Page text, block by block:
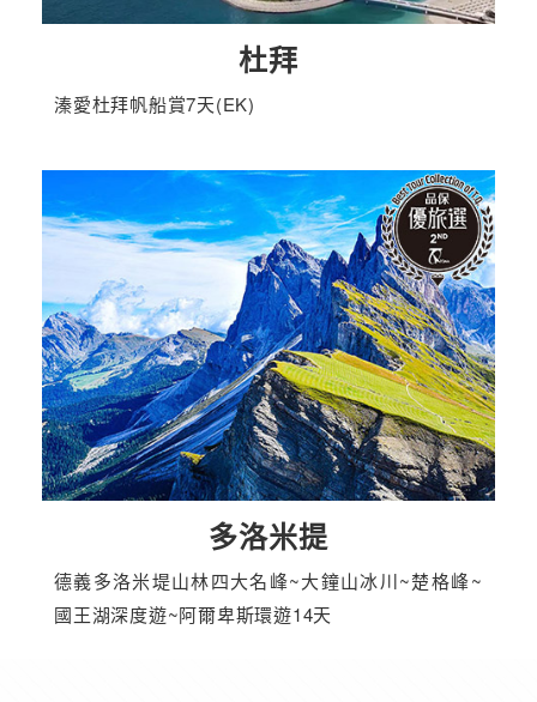
杜拜
溱愛杜拜帆船賞7天(EK)
多洛米提
德義多洛米堤山林四大名峰~大鐘山冰川~楚格峰~
國王湖深度遊~阿爾卑斯環遊14天